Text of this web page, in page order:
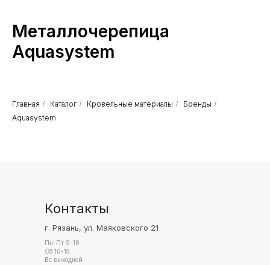
Металлочерепица
Aquasystem
Главная / Каталог / Кровельные материалы / Бренды /
Aquasystem
Контакты
г. Рязань, ул. Маяковского 21
Пн-Пт 9-18
Сб 10-15
Вс выходной